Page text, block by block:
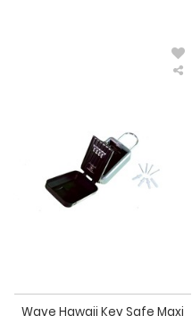
Wave Hawaii Key Safe Maxi